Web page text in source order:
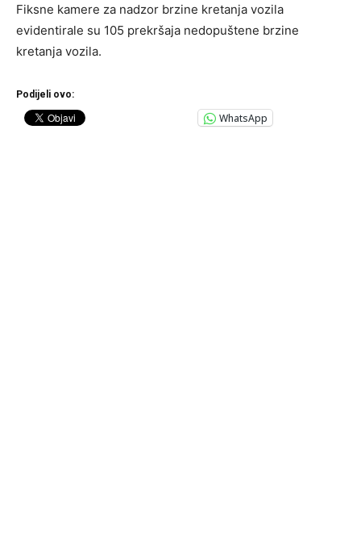
Fiksne kamere za nadzor brzine kretanja vozila
evidentirale su 105 prekršaja nedopuštene brzine
kretanja vozila.
Podijeli ovo:
WhatsApp